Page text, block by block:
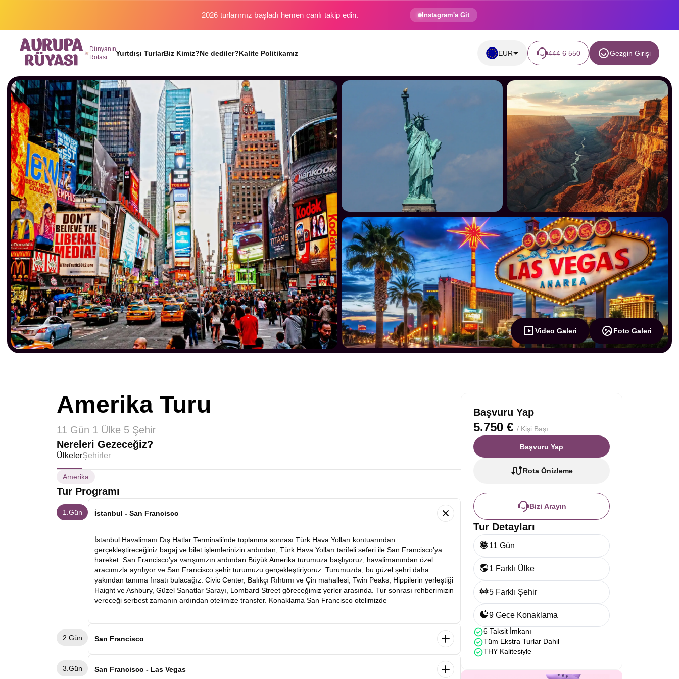
2026 turlarımız başladı hemen canlı takip edin. Instagram'a Git
Dünyanın
Rotası
Yurtdışı TurlarBiz Kimiz?Ne dediler?Kalite Politikamız EUR 444 6 550 Gezgin Girişi
Video Galeri Foto Galeri
Amerika Turu
11 Gün 1 Ülke 5 Şehir
Nereleri Gezeceğiz?
ÜlkelerŞehirler
Amerika
Tur Programı
1.Gün İstanbul - San Francisco
İstanbul Havalimanı Dış Hatlar Terminali’nde toplanma sonrası Türk Hava Yolları kontuarından
gerçekleştireceğiniz bagaj ve bilet işlemlerinizin ardından, Türk Hava Yolları tarifeli seferi ile San Francisco’ya
hareket. San Francisco’ya varışımızın ardından Büyük Amerika turumuza başlıyoruz, havalimanından özel
aracımızla ayrılıyor ve San Francisco şehir turumuzu gerçekleştiriyoruz. Turumuzda, bu güzel şehri daha
yakından tanıma fırsatı bulacağız. Civic Center, Balıkçı Rıhtımı ve Çin mahallesi, Twin Peaks, Hippilerin yerleştiği
Haight ve Ashbury, Güzel Sanatlar Sarayı, Lombard Street göreceğimiz yerler arasında. Tur sonrası rehberimizin
vereceği serbest zamanın ardından otelimize transfer. Konaklama San Francisco otelimizde
2.Gün San Francisco
– Union Square turumuzu gerçekleştireceğiz. Özel aracımızla San Francisco’nun eskiden yüksek rütbeli
3.Gün San Francisco - Las Vegas
Başvuru Yap
5.750 € / Kişi Başı
Başvuru Yap
Rota Önizleme
Bizi Arayın
Tur Detayları
11 Gün
1 Farklı Ülke
5 Farklı Şehir
9 Gece Konaklama
6 Taksit İmkanı
Tüm Ekstra Turlar Dahil
THY Kalitesiyle